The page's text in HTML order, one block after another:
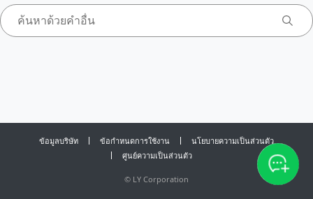
ข้อมูลบริษัท ข้อกำหนดการใช้งาน
นโยบายความเป็นส่วนตัว
ศูนย์ความเป็นส่วนตัว
© LY Corporation